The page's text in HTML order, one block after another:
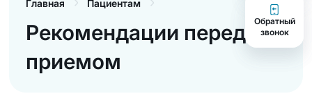
Главная Пациентам
Рекомендации перед
приемом
Обратный
звонок